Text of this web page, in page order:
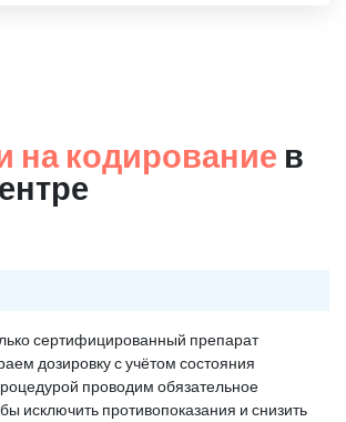
на кодирование в
сертифицированный препарат
дозировку с учётом состояния
проводим обязательное
исключить противопоказания и снизить